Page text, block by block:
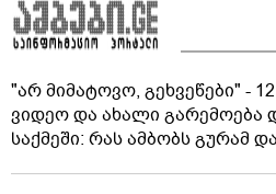
"არ მიმატოვო, გეხვეწები" -
ვიდეო და ახალი გარემოება
საქმეში: რას ამბობს გურამ